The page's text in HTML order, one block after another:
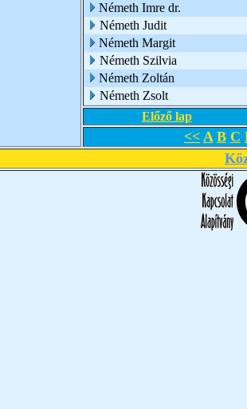
Németh Imre dr.
Németh Judit
Németh Margit
Németh Szilvia
Németh Zoltán
Németh Zsolt
Előző lap
<< A B C